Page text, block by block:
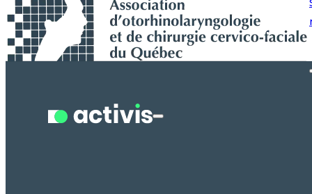
Recherche en cours...